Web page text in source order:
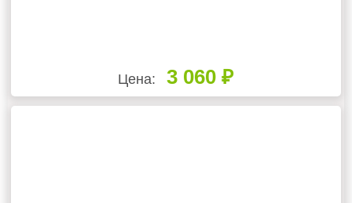
Цена: 3 060 ₽